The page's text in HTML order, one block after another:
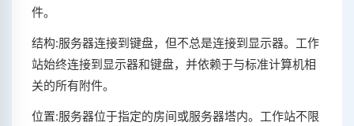
件。
结构:服务器连接到键盘，但不总是连接到显示器。工作
站始终连接到显示器和键盘，并依赖于与标准计算机相
关的所有附件。
位置:服务器位于指定的房间或服务器塔内。工作站不限